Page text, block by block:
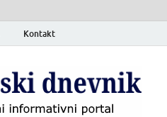
Kontakt